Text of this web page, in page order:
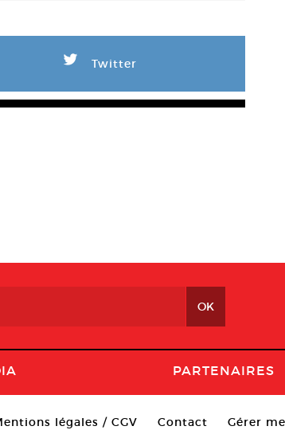
L Twitter
PARTENAIRES
légales / CGV Contact Gérer